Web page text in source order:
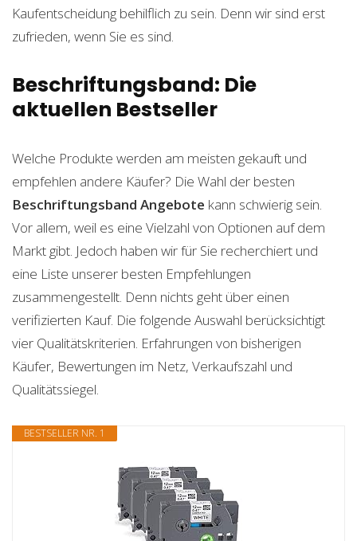
Kaufentscheidung behilflich zu sein. Denn wir sind erst
zufrieden, wenn Sie es sind.
Beschriftungsband: Die
aktuellen Bestseller
Welche Produkte werden am meisten gekauft und
empfehlen andere Käufer? Die Wahl der besten
Beschriftungsband Angebote kann schwierig sein.
Vor allem, weil es eine Vielzahl von Optionen auf dem
Markt gibt. Jedoch haben wir für Sie recherchiert und
eine Liste unserer besten Empfehlungen
zusammengestellt. Denn nichts geht über einen
verifizierten Kauf. Die folgende Auswahl berücksichtigt
vier Qualitätskriterien. Erfahrungen von bisherigen
Käufer, Bewertungen im Netz, Verkaufszahl und
Qualitätssiegel.
BESTSELLER NR. 1